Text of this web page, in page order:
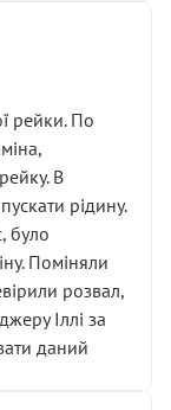
рейки. По
В
рідину.
було
Поміняли
розвал,
Іллі за
даний